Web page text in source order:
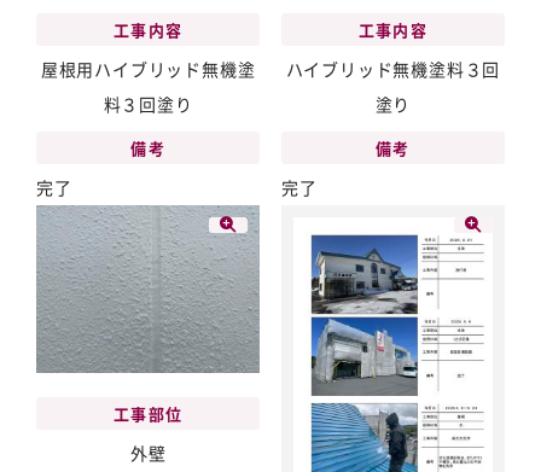
工事内容
屋根用ハイブリッド無機塗
料３回塗り
備考
完了
工事内容
ハイブリッド無機塗料３回
塗り
備考
完了
工事部位
外壁